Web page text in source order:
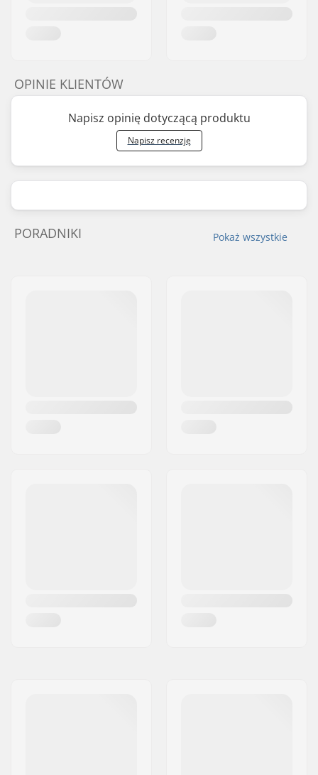
OPINIE KLIENTÓW
Napisz opinię dotyczącą produktu
Napisz recenzję
Pokaż wszystkie
PORADNIKI